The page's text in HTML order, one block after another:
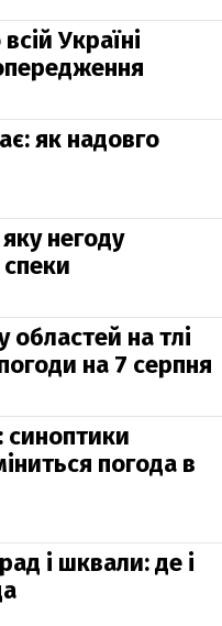
Україні
як надовго
негоду
спеки
на тлі
на 7 серпня
синоптики
погода в
і шквали: де і